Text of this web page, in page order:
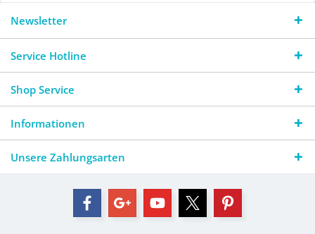
Newsletter
Service Hotline
Shop Service
Informationen
Unsere Zahlungsarten